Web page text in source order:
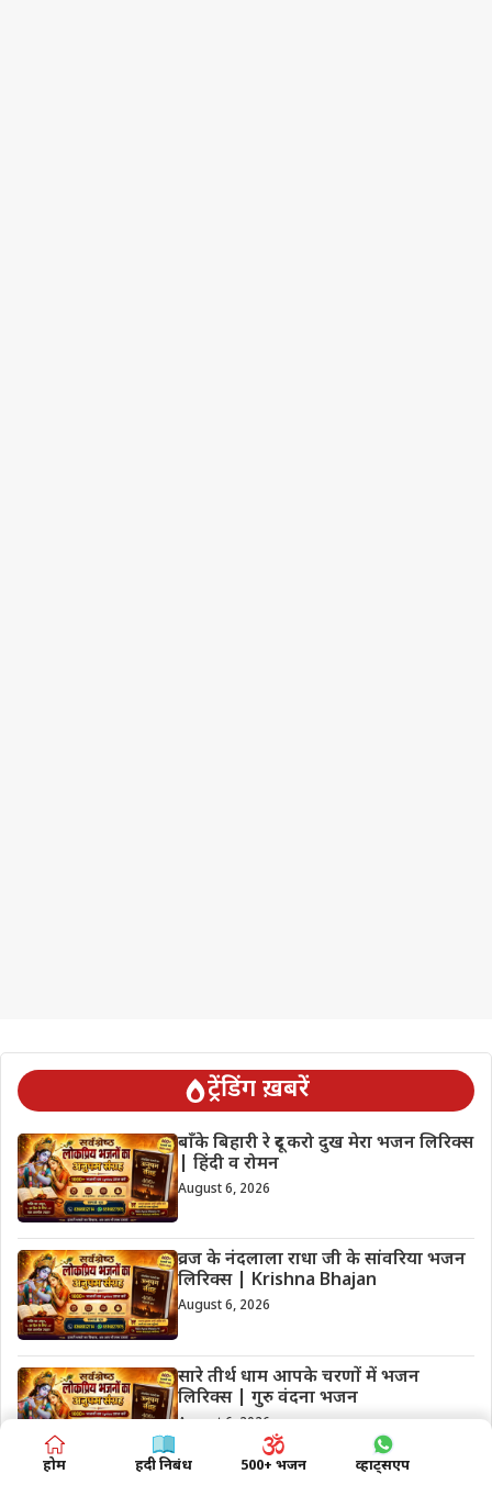
ट्रेंडिंग ख़बरें
बाँके बिहारी रे दूर करो दुख मेरा भजन लिरिक्स
| हिंदी व रोमन
August 6, 2026
व्रज के नंदलाला राधा जी के सांवरिया भजन
लिरिक्स | Krishna Bhajan
August 6, 2026
सारे तीर्थ धाम आपके चरणों में भजन
लिरिक्स | गुरु वंदना भजन
August 6, 2026
होम हिंदी निबंध 500+ भजन व्हाट्सएप